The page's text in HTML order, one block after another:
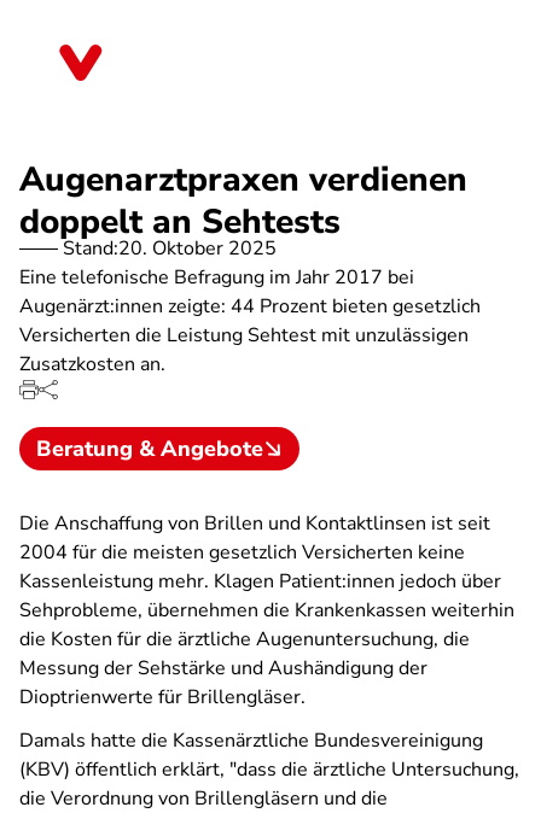
Augenarztpraxen verdienen
doppelt an Sehtests
Stand:20. Oktober 2025
Eine telefonische Befragung im Jahr 2017 bei
Augenärzt:innen zeigte: 44 Prozent bieten gesetzlich
Versicherten die Leistung Sehtest mit unzulässigen
Zusatzkosten an.
Beratung & Angebote
Die Anschaffung von Brillen und Kontaktlinsen ist seit
2004 für die meisten gesetzlich Versicherten keine
Kassenleistung mehr. Klagen Patient:innen jedoch über
Sehprobleme, übernehmen die Krankenkassen weiterhin
die Kosten für die ärztliche Augenuntersuchung, die
Messung der Sehstärke und Aushändigung der
Dioptrienwerte für Brillengläser.
Damals hatte die Kassenärztliche Bundesvereinigung
(KBV) öffentlich erklärt, "dass die ärztliche Untersuchung,
die Verordnung von Brillengläsern und die